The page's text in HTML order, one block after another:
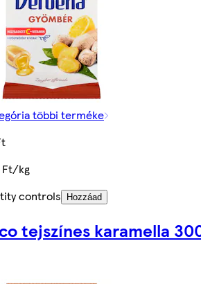
többi terméke
Ft/kg
controls
Hozzáad
tejszínes karamella